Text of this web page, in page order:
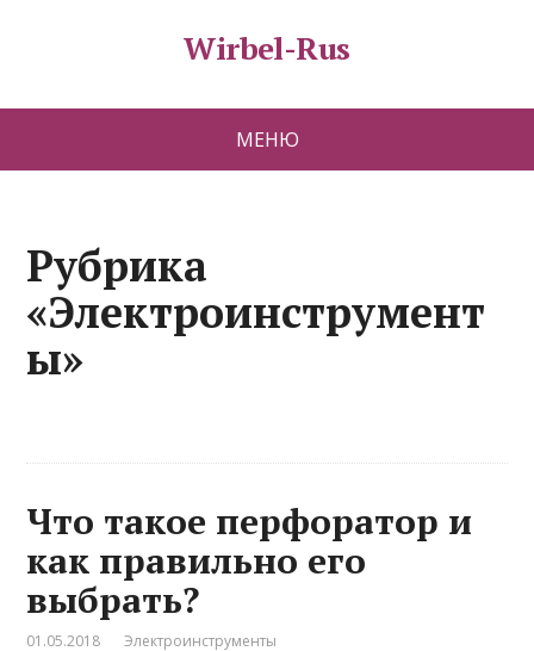
Wirbel-Rus
МЕНЮ
Рубрика
«Электроинструмент
ы»
Что такое перфоратор и
как правильно его
выбрать?
01.05.2018 Электроинструменты